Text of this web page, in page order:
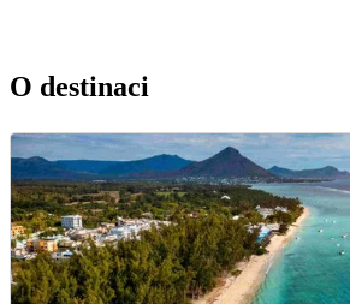
O destinaci